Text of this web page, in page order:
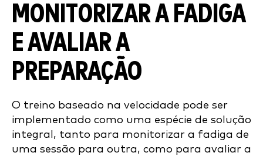
MONITORIZAR A FADIGA
E AVALIAR A
PREPARAÇÃO
O treino baseado na velocidade pode ser
implementado como uma espécie de solução
integral, tanto para monitorizar a fadiga de
uma sessão para outra, como para avaliar a